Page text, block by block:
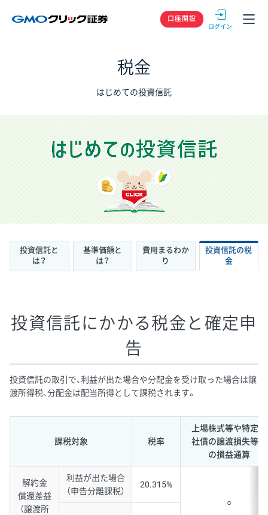
GMOクリック
口座開設
税金
はじめての投資信託
投資信託と
は？
基準価額と
は？
費用まるわか
り
投資信託の税
金
投資信託にかかる税金と確定申
告
投資信託の取引で、利益が出た場合や分配金を受け取った場合は譲
渡所得税、分配金は配当所得として課税されます。
課税対象 税率
上場株式等や特定公
社債の譲渡損失等と
の損益通算
解約金
償還差益
（譲渡所
利益が出た場合
（申告分離課税）
20.315%
○